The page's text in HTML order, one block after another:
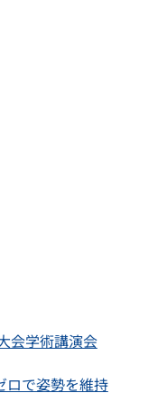
会学術講演会
ロで姿勢を維持